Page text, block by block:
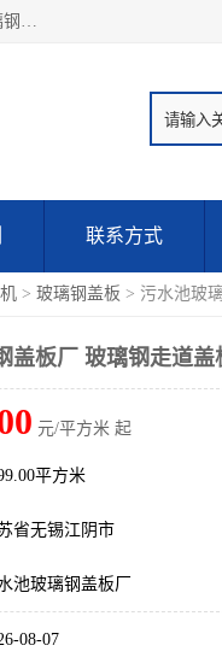
江阴市翔鼎复合材料有限公司,位于美丽富饶的中国经济百强县第一县级市的-江苏省江阴市，是一家专精于玻璃钢格栅、玻璃钢新材料,镀锌钢格板，机械设备生产制造及研发的科技型企业；公司产品已销往了世界多个国家和地区，公司人决心加倍努力愿与广大社会同仁精诚合作共创辉煌！
联系方式
> 玻璃钢盖板 > 污水池玻
盖板厂 玻璃钢走道盖
元/平方米 起
平方米
省无锡江阴市
池玻璃钢盖板厂
08-07